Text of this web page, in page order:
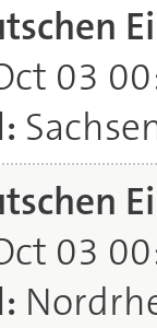
03
03